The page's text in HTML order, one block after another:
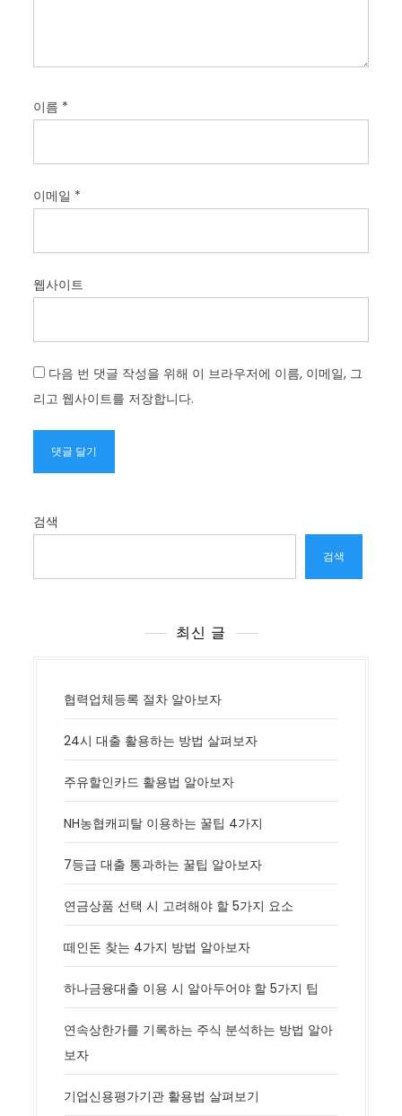
이름 *
이메일 *
웹사이트
다음 번 댓글 작성을 위해 이 브라우저에 이름, 이메일, 그
리고 웹사이트를 저장합니다.
검색
검색
최신 글
협력업체등록 절차 알아보자
24시 대출 활용하는 방법 살펴보자
주유할인카드 활용법 알아보자
NH농협캐피탈 이용하는 꿀팁 4가지
7등급 대출 통과하는 꿀팁 알아보자
연금상품 선택 시 고려해야 할 5가지 요소
떼인돈 찾는 4가지 방법 알아보자
하나금융대출 이용 시 알아두어야 할 5가지 팁
연속상한가를 기록하는 주식 분석하는 방법 알아
보자
기업신용평가기관 활용법 살펴보기